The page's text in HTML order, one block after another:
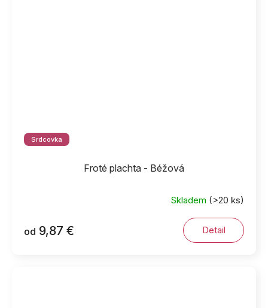
Srdcovka
Froté plachta - Béžová
Skladem (>20 ks)
od 9,87 € Detail